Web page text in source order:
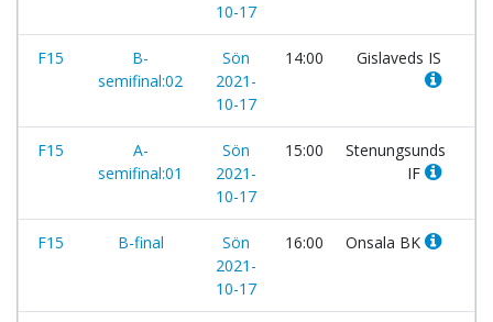
10-17
F15
B-
semifinal:02
Sön
2021-
10-17
14:00 Gislaveds IS
F15
A-
semifinal:01
Sön
2021-
10-17
15:00
Stenungsunds
IF
F15 B-final
Sön
2021-
10-17
16:00 Onsala BK